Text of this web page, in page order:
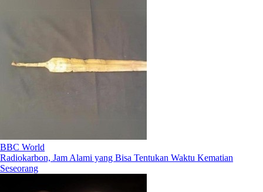
BBC World
Radiokarbon, Jam Alami yang Bisa Tentukan Waktu Kematian
Seseorang